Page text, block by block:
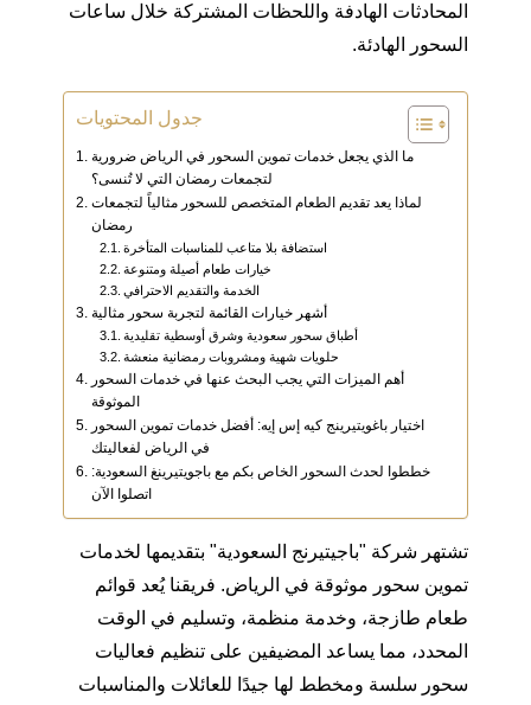
المحادثات الهادفة واللحظات المشتركة خلال ساعات
السحور الهادئة.
جدول المحتويات
ما الذي يجعل خدمات تموين السحور في الرياض ضرورية
لتجمعات رمضان التي لا تُنسى؟
لماذا يعد تقديم الطعام المتخصص للسحور مثالياً لتجمعات
رمضان
استضافة بلا متاعب للمناسبات المتأخرة
خيارات طعام أصيلة ومتنوعة
الخدمة والتقديم الاحترافي
أشهر خيارات القائمة لتجربة سحور مثالية
أطباق سحور سعودية وشرق أوسطية تقليدية
حلويات شهية ومشروبات رمضانية منعشة
أهم الميزات التي يجب البحث عنها في خدمات السحور
الموثوقة
اختيار باغويتيرينج كيه إس إيه: أفضل خدمات تموين السحور
في الرياض لفعاليتك
خططوا لحدث السحور الخاص بكم مع باجويتيرينغ السعودية:
اتصلوا الآن
تشتهر شركة "باجيتيرنج السعودية" بتقديمها لخدمات
تموين سحور موثوقة في الرياض. فريقنا يُعد قوائم
طعام طازجة، وخدمة منظمة، وتسليم في الوقت
المحدد، مما يساعد المضيفين على تنظيم فعاليات
سحور سلسة ومخطط لها جيدًا للعائلات والمناسبات